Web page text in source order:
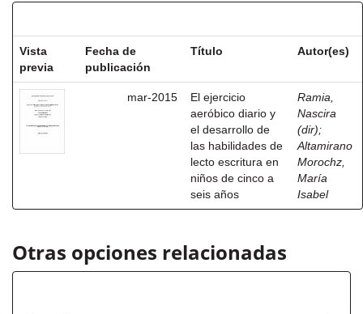
Vista
previa
Fecha de
publicación
Título Autor(es)
mar-2015
El ejercicio
aeróbico diario y
el desarrollo de
las habilidades de
lecto escritura en
niños de cinco a
seis años
Ramia,
Nascira
(dir);
Altamirano
Morochz,
María
Isabel
Otras opciones relacionadas